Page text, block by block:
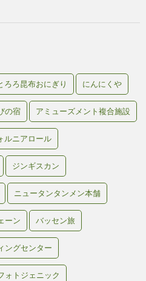
ろろ昆布おにぎり にんにくや
の宿 アミューズメント複合施設
ルニアロール
ジンギスカン
ニュータンタンメン本舗
ーン バッセン旅
ングセンター
ォトジェニック